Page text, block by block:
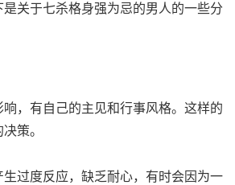
关于七杀格身强为忌的男人的一些分
，有自己的主见和行事风格。这样的
策。
过度反应，缺乏耐心，有时会因为一